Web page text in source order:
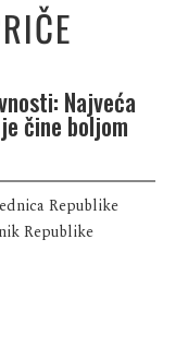
Najveća
čine boljom
Republike
Republike